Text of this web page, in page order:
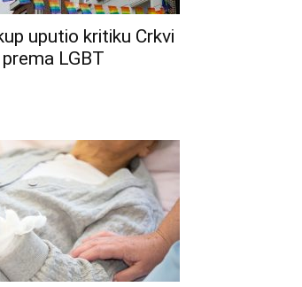
uputio kritiku Crkvi
LGBT